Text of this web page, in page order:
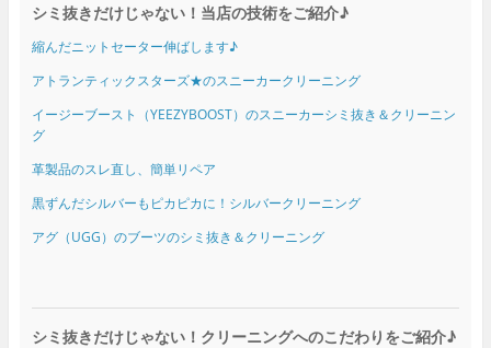
シミ抜きだけじゃない！当店の技術をご紹介♪
縮んだニットセーター伸ばします♪
アトランティックスターズ★のスニーカークリーニング
イージーブースト（YEEZYBOOST）のスニーカーシミ抜き＆クリーニン
グ
革製品のスレ直し、簡単リペア
黒ずんだシルバーもピカピカに！シルバークリーニング
アグ（UGG）のブーツのシミ抜き＆クリーニング
シミ抜きだけじゃない！クリーニングへのこだわりをご紹介♪